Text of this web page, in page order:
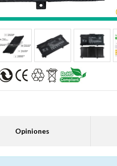
Opiniones